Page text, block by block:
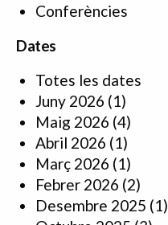
Conferències
Dates
Totes les dates
Juny 2026 (1)
Maig 2026 (4)
Abril 2026 (1)
Març 2026 (1)
Febrer 2026 (2)
Desembre 2025 (1)